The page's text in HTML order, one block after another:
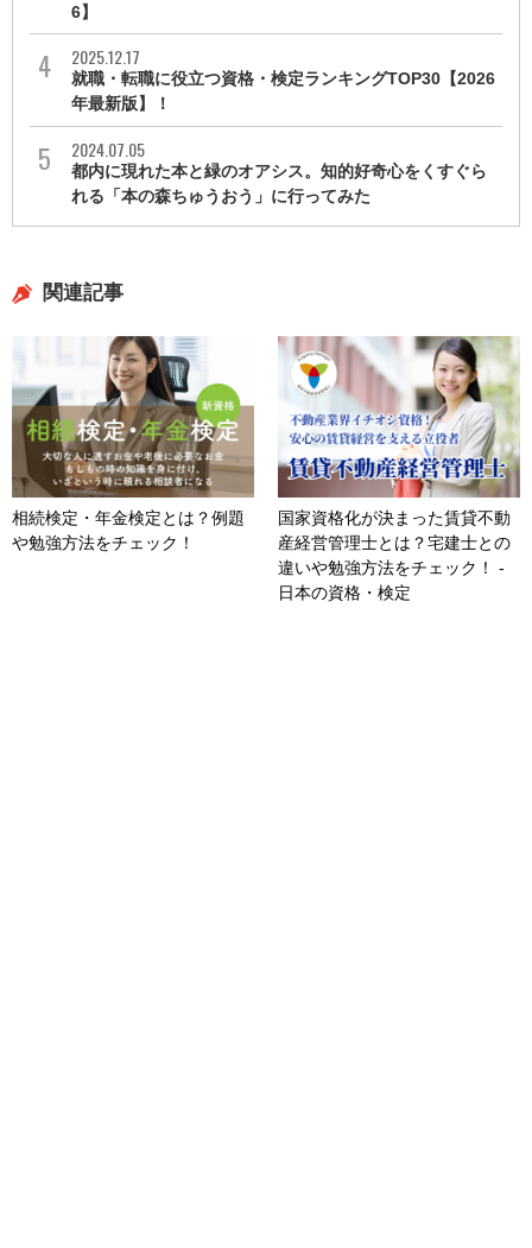
6】
2025.12.17
就職・転職に役立つ資格・検定ランキングTOP30【2026
年最新版】！
2024.07.05
都内に現れた本と緑のオアシス。知的好奇心をくすぐら
れる「本の森ちゅうおう」に行ってみた
関連記事
相続検定・年金検定とは？例題
や勉強方法をチェック！
国家資格化が決まった賃貸不動
産経営管理士とは？宅建士との
違いや勉強方法をチェック！ -
日本の資格・検定